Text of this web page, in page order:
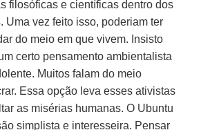
filosóficas e científicas dentro dos
Uma vez feito isso, poderiam ter
do meio em que vivem. Insisto
certo pensamento ambientalista
Muitos falam do meio
Essa opção leva esses ativistas
as misérias humanas. O Ubuntu
simplista e interesseira. Pensar